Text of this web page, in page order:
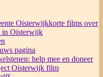
Oisterwijkkorte films over
in Oisterwijk
pagina
help mee en doneer
Oisterwijk film